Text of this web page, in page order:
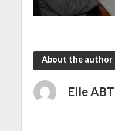
About the author
Elle ABT